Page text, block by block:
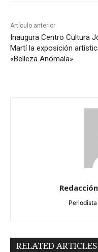
Artículo anterior
Inaugura Centro Cultura
Martí la exposición
«Belleza Anómala»
RELATED ARTICLES